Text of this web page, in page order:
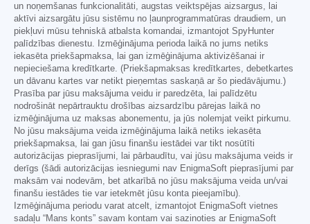
un noņemšanas funkcionalitāti, augstas veiktspējas aizsargus, lai
aktīvi aizsargātu jūsu sistēmu no ļaunprogrammatūras draudiem, un
piekļuvi mūsu tehniskā atbalsta komandai, izmantojot SpyHunter
palīdzības dienestu. Izmēģinājuma perioda laikā no jums netiks
iekasēta priekšapmaksa, lai gan izmēģinājuma aktivizēšanai ir
nepieciešama kredītkarte. (Priekšapmaksas kredītkartes, debetkartes
un dāvanu kartes var netikt pieņemtas saskaņā ar šo piedāvājumu.)
Prasība par jūsu maksājuma veidu ir paredzēta, lai palīdzētu
nodrošināt nepārtrauktu drošības aizsardzību pārejas laikā no
izmēģinājuma uz maksas abonementu, ja jūs nolemjat veikt pirkumu.
No jūsu maksājuma veida izmēģinājuma laikā netiks iekasēta
priekšapmaksa, lai gan jūsu finanšu iestādei var tikt nosūtīti
autorizācijas pieprasījumi, lai pārbaudītu, vai jūsu maksājuma veids ir
derīgs (šādi autorizācijas iesniegumi nav EnigmaSoft pieprasījumi par
maksām vai nodevām, bet atkarībā no jūsu maksājuma veida un/vai
finanšu iestādes tie var ietekmēt jūsu konta pieejamību).
Izmēģinājuma periodu varat atcelt, izmantojot EnigmaSoft vietnes
sadaļu “Mans konts” savam kontam vai sazinoties ar EnigmaSoft